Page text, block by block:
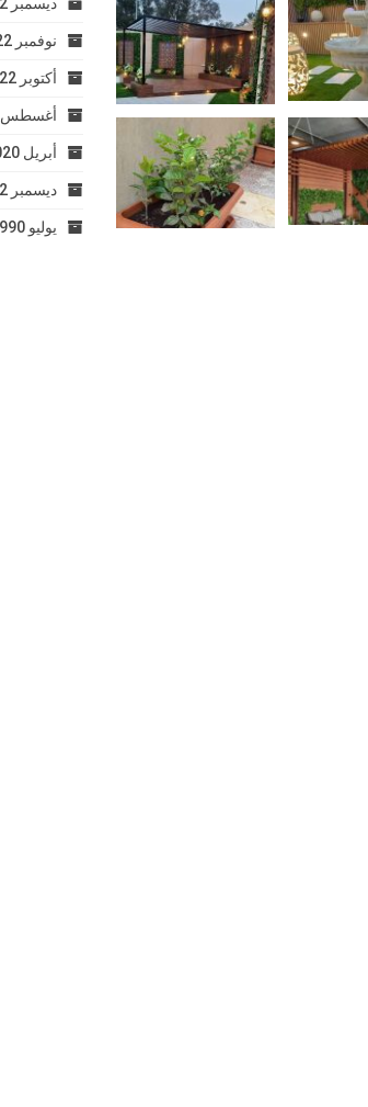
نوفمبر 2022
أكتوبر 2022
أغسطس 2022
أبريل 2020
ديسمبر 2002
يوليو 1990